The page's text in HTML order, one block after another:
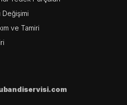
Değişimi
ve Tamiri